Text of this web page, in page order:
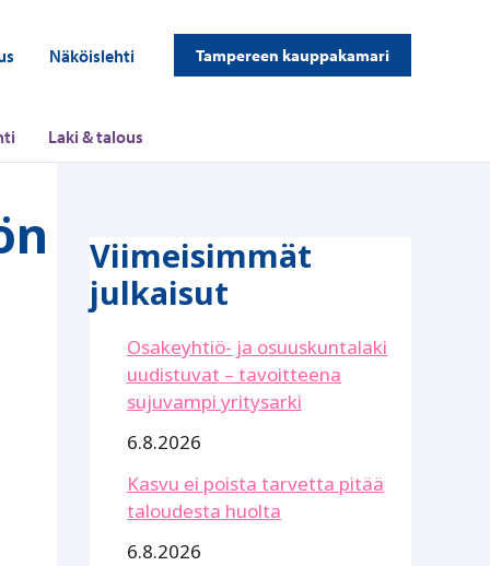
Näköislehti Tampereen kauppakamari
Laki & talous
Viimeisimmät
julkaisut
Osakeyhtiö- ja osuuskuntalaki
uudistuvat – tavoitteena
sujuvampi yritysarki
6.8.2026
Kasvu ei poista tarvetta pitää
taloudesta huolta
6.8.2026